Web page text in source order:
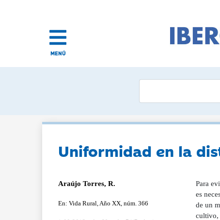
MENÚ
Uniformidad en la
Araújo Torres, R.
En: Vida Rural, Año XX, núm. 366
Para
es
de un
cultivo,